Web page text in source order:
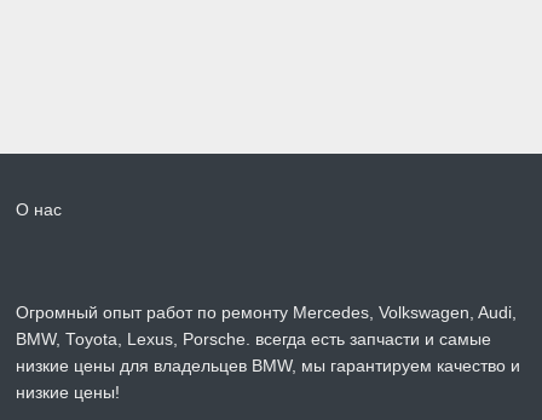
О нас
Огромный опыт работ по ремонту Mercedes, Volkswagen, Audi,
BMW, Toyota, Lexus, Porsche. всегда есть запчасти и самые
низкие цены для владельцев BMW, мы гарантируем качество и
низкие цены!